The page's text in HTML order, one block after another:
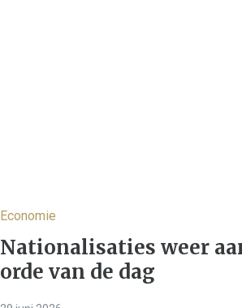
Economie
Nationalisaties weer
orde van de dag